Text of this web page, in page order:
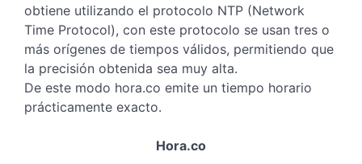
obtiene utilizando el protocolo NTP (Network
Time Protocol), con este protocolo se usan tres o
más orígenes de tiempos válidos, permitiendo que
la precisión obtenida sea muy alta.
De este modo hora.co emite un tiempo horario
prácticamente exacto.
Hora.co